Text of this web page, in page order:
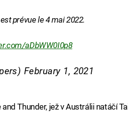
prévue le 4 mai 2022.
aDbWW0I0p8
February 1, 2021
Thunder, jež v Austrálii natáčí